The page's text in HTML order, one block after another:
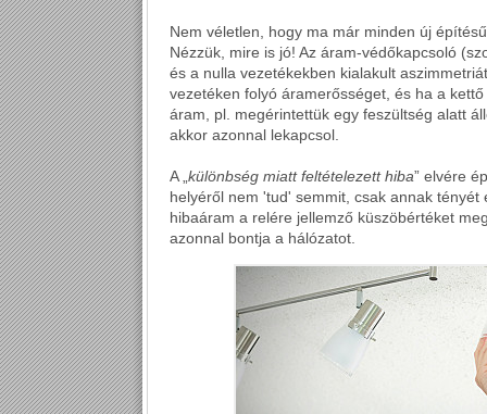
Nem véletlen, hogy ma már minden új
Nézzük, mire is jó! Az áram-védőkapcsoló
és a nulla vezetékekben kialakult
vezetéken folyó áramerősséget, és ha a
áram, pl. megérintettük egy feszültség alatt
akkor azonnal lekapcsol.
A „ különbség miatt feltételezett hiba” elvére
helyéről nem 'tud' semmit, csak annak
hibaáram a relére jellemző küszöbértéket
azonnal bontja a hálózatot.